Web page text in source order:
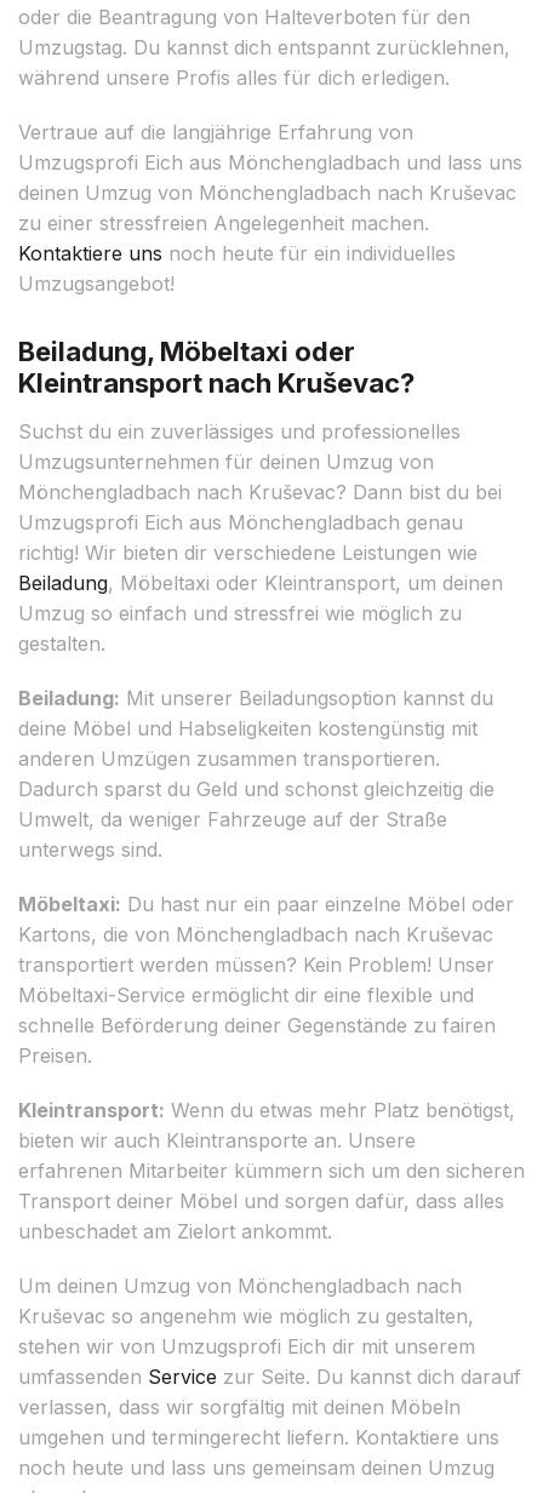
oder die Beantragung von Halteverboten für den
Umzugstag. Du kannst dich entspannt zurücklehnen,
während unsere Profis alles für dich erledigen.
Vertraue auf die langjährige Erfahrung von
Umzugsprofi Eich aus Mönchengladbach und lass uns
deinen Umzug von Mönchengladbach nach Kruševac
zu einer stressfreien Angelegenheit machen.
Kontaktiere uns noch heute für ein individuelles
Umzugsangebot!
Beiladung, Möbeltaxi oder
Kleintransport nach Kruševac?
Suchst du ein zuverlässiges und professionelles
Umzugsunternehmen für deinen Umzug von
Mönchengladbach nach Kruševac? Dann bist du bei
Umzugsprofi Eich aus Mönchengladbach genau
richtig! Wir bieten dir verschiedene Leistungen wie
Beiladung, Möbeltaxi oder Kleintransport, um deinen
Umzug so einfach und stressfrei wie möglich zu
gestalten.
Beiladung: Mit unserer Beiladungsoption kannst du
deine Möbel und Habseligkeiten kostengünstig mit
anderen Umzügen zusammen transportieren.
Dadurch sparst du Geld und schonst gleichzeitig die
Umwelt, da weniger Fahrzeuge auf der Straße
unterwegs sind.
Möbeltaxi: Du hast nur ein paar einzelne Möbel oder
Kartons, die von Mönchengladbach nach Kruševac
transportiert werden müssen? Kein Problem! Unser
Möbeltaxi-Service ermöglicht dir eine flexible und
schnelle Beförderung deiner Gegenstände zu fairen
Preisen.
Kleintransport: Wenn du etwas mehr Platz benötigst,
bieten wir auch Kleintransporte an. Unsere
erfahrenen Mitarbeiter kümmern sich um den sicheren
Transport deiner Möbel und sorgen dafür, dass alles
unbeschadet am Zielort ankommt.
Um deinen Umzug von Mönchengladbach nach
Kruševac so angenehm wie möglich zu gestalten,
stehen wir von Umzugsprofi Eich dir mit unserem
umfassenden Service zur Seite. Du kannst dich darauf
verlassen, dass wir sorgfältig mit deinen Möbeln
umgehen und termingerecht liefern. Kontaktiere uns
noch heute und lass uns gemeinsam deinen Umzug